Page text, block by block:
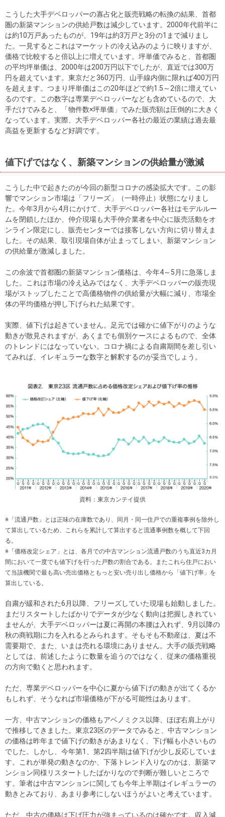
こうした大手デベロッパーの寡占化と販売戦略の転換の結果、首都
圏の新築マンションの供給戸数は減少しています。2000年代前半に
は約10万戸あったものが、19年は約3万戸と3分の1まで減りまし
た。一見するとこれはマーケットの冷え込みのように映りますが、
価格で比較すると倍以上に増えています。坪単価でみると、首都圏
の平均坪単価は、2000年は200万円以下でしたが、直近では300万
円を超えています。東京だと360万円、山手線内側に限れば400万円
を超えます。つまり坪単価はこの20年ほどで約1.5～2倍に増えてい
るのです。この数字は専業デベロッパーなども含めているので、大
手だけでみると、「物件数×坪単価」でみた販売額は圧倒的に大きく
なっています。実際、大手デベロッパー各社の最近の業績は過去最
高益を更新するなど好調です。
値下げではなく、新築マンションの供給量が激減
こうした中で起きたのが今回の新型コロナの感染拡大です。この影
響でマンション市場は「フリーズ」（一時停止）状態になりまし
た。今年3月から4月にかけて、大手デベロッパー各社はモデルルー
ムを閉鎖したほか、仲介現場も大手仲介業者を中心に販売活動をオ
ンライン限定にし、販売センターでは接客しない方向に切り替えま
した。その結果、取引現場自体が止まってしまい、新築マンション
の供給量が激減しました。
この余波で首都圏の新築マンション価格は、今年4～5月に急落しま
した。これは市場の冷え込みではなく、大手デベロッパーの販売現
場がストップしたことで高価格物件の供給量が大幅に減り、市場全
体の平均価格が押し下げられた結果です。
実際、値下げは起きていません。足元では確かに値下がりのような
動きが散見されますが、あくまでも個別ケースによるもので、全体
のトレンドにはなっていない。コロナ禍による自粛期間を差し引い
てみれば、イレギュラーな数字と解釈するのが妥当でしょう。
資料：東京カンテイ提供
※「流通戸数」とは正味の在庫数であり、同月・同一住戸での重複事例を除外し
て算出しているため、これらを累計して算出すると流通事例数を概して下回
る。
※「価格改定シェア」とは、各月での中古マンション流通戸数のうち直近3カ月
間において一度でも値下げを行った戸数の割合である。またこれら住戸におい
て当該機関で最も高い売出価格ともっと安い売り出し価格から「値下げ率」を
算出している。
自粛が緩和された6月以降、フリーズしていた現場も始動しました。
まだリスタートしたばかりでデータが少なく動向は把握しきれてい
ませんが、大手デベロッパーは夏に再開の本腰は入れず、9月以降の
秋の商戦期に力を入れるとみられます。そもそも不動産は、夏は不
需要期で、また、いまは売れる環境にありません。大手の販売戦略
としては、前述したように数量を追うのではなく、従来の価格重視
の方向で動くと思われます。
ただ、専業デベロッパーを中心に夏から値下げの動きが出てくるか
もしれず、そうなれば市場価格が下がる可能性はあります。
一方、中古マンションの価格もアベノミクス以降、ほぼ右肩上がり
で推移してきました。東京23区のデータでみると、中古マンション
の価格は昨年まで値下げの動きがあまりなく、下げ幅も小さいもの
でした。しかし、今年第1、第2四半期は値下げが少し反応していま
す。これが単発の動きなのか、下落トレンド入りなのかは、新築マ
ンション同様リスタートしたばかりなので判断が難しいところで
す。筆者は中古マンションに関しても今年上半期はイレギュラーの
動きとみており、あまり参考にしないほうがよいと考えています。
ただ、中古の価格は下げ圧力が強まっているのは確かです。収入減